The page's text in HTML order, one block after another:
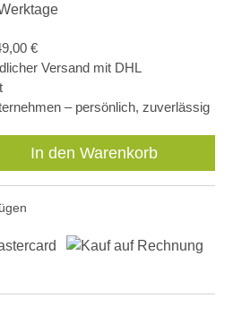
€
Versand mit DHL
– persönlich, zuverlässig
den gewünschten
In den Warenkorb